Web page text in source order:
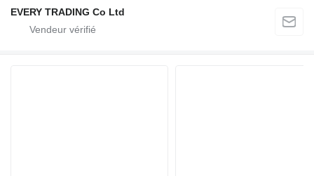
EVERY TRADING Co Ltd